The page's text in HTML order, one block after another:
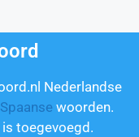
Nederlandse
Spaanse woorden.
toegevoegd.